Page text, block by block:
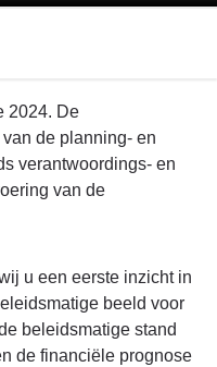
2024. De
de planning- en
verantwoordings- en
van de
u een eerste inzicht in
beeld voor
beleidsmatige stand
de financiële prognose